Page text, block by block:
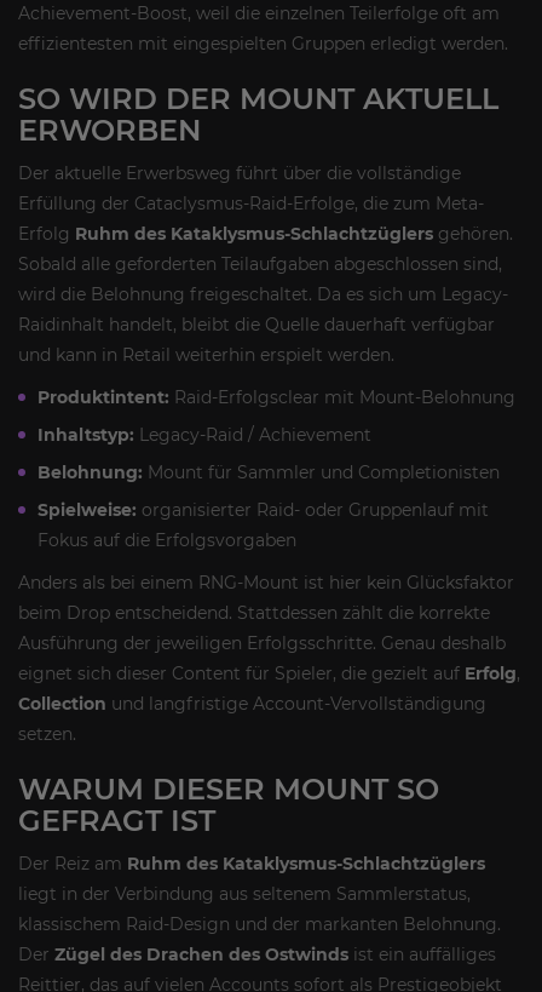
Achievement-Boost, weil die einzelnen Teilerfolge oft am
effizientesten mit eingespielten Gruppen erledigt werden.
SO WIRD DER MOUNT AKTUELL
ERWORBEN
Der aktuelle Erwerbsweg führt über die vollständige
Erfüllung der Cataclysmus-Raid-Erfolge, die zum Meta-
Erfolg Ruhm des Kataklysmus-Schlachtzüglers gehören.
Sobald alle geforderten Teilaufgaben abgeschlossen sind,
wird die Belohnung freigeschaltet. Da es sich um Legacy-
Raidinhalt handelt, bleibt die Quelle dauerhaft verfügbar
und kann in Retail weiterhin erspielt werden.
Produktintent: Raid-Erfolgsclear mit Mount-Belohnung
Inhaltstyp: Legacy-Raid / Achievement
Belohnung: Mount für Sammler und Completionisten
Spielweise: organisierter Raid- oder Gruppenlauf mit
Fokus auf die Erfolgsvorgaben
Anders als bei einem RNG-Mount ist hier kein Glücksfaktor
beim Drop entscheidend. Stattdessen zählt die korrekte
Ausführung der jeweiligen Erfolgsschritte. Genau deshalb
eignet sich dieser Content für Spieler, die gezielt auf Erfolg,
Collection und langfristige Account-Vervollständigung
setzen.
WARUM DIESER MOUNT SO
GEFRAGT IST
Der Reiz am Ruhm des Kataklysmus-Schlachtzüglers
liegt in der Verbindung aus seltenem Sammlerstatus,
klassischem Raid-Design und der markanten Belohnung.
Der Zügel des Drachen des Ostwinds ist ein auffälliges
Reittier, das auf vielen Accounts sofort als Prestigeobjekt